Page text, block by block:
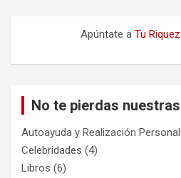
Apúntate aTu
No te pierdas
Autoayuda y Realización Personal
Celebridades (4)
Libros (6)